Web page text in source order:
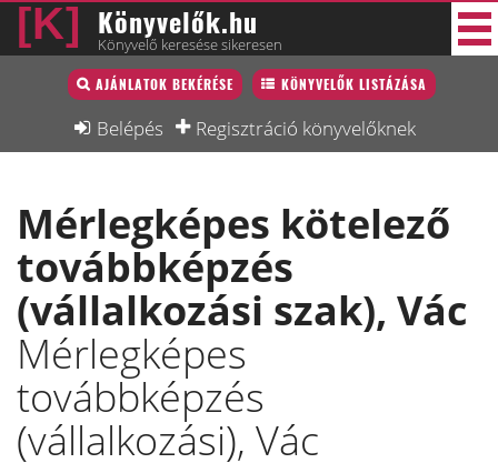
Könyvelők.hu
Könyvelő keresése sikeresen
AJÁNLATOK BEKÉRÉSE KÖNYVELŐK LISTÁZÁSA
Belépés Regisztráció könyvelőknek
Könyvelő lista
Könyvelési munkák
Interjú
Blog
Állás
Képzésnaptár
Mérlegképes kötelező
továbbképzés
(vállalkozási szak), Vác
Mérlegképes
továbbképzés
(vállalkozási), Vác